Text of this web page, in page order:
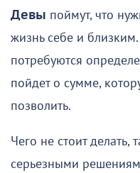
Девы поймут, что
жизнь себе и
потребуются
пойдет о сумме,
позволить.
Чего не стоит делать,
серьезными